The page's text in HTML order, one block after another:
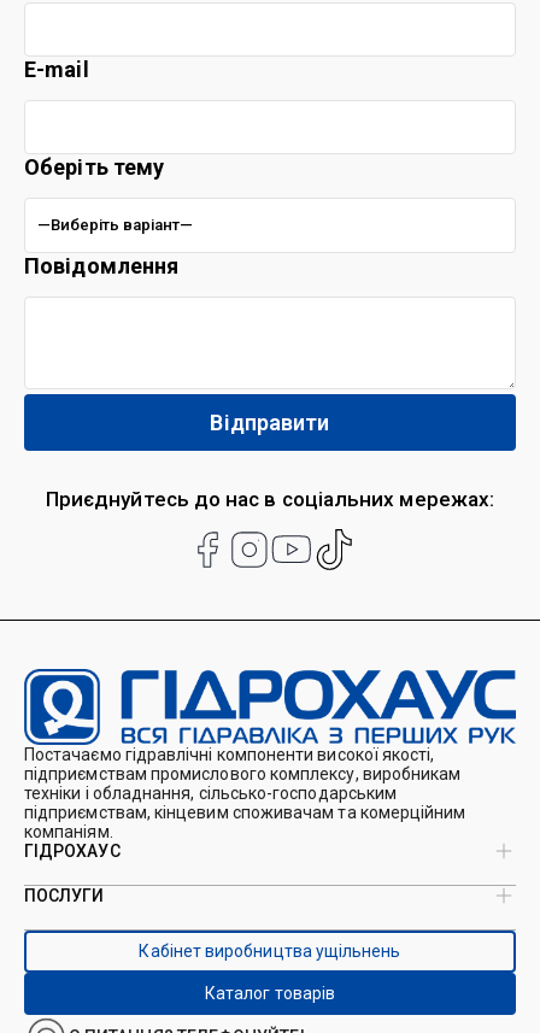
Приєднуйтесь до нас в соціальних мережах:
E-mail
Оберіть тему
Повідомлення
Постачаємо гідравлічні компоненти високої якості,
підприємствам промислового комплексу, виробникам
техніки і обладнання, сільсько-господарським
підприємствам, кінцевим споживачам та комерційним
компаніям.
ГІДРОХАУС
Про нас
Каталоги
Контакти
ПОСЛУГИ
Виробництво ущільнень
Виробництво гідроциліндрів
Ремонт гідроциліндрів
Ремонт і виготовлення РВТ
Кабінет виробництва ущільнень
Каталог товарів